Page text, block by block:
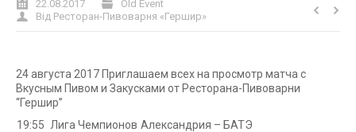
22.08.2017
Old Event
Від Ресторан-Пивоварня «Гершир»
24 августа 2017 Приглашаем всех на просмотр матча с
Вкусным Пивом и Закусками от Ресторана-Пивоварни
“Гершир”
19:55 Лига Чемпионов Александрия – БАТЭ